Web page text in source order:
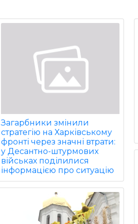
Загарбники змінили
стратегію на Харківському
фронті через значні втрати:
у Десантно-штурмових
військах поділилися
інформацією про ситуацію